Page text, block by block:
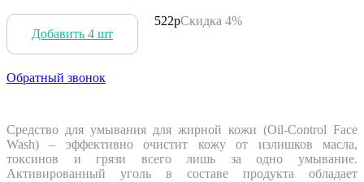
Добавить 4 шт
522рСкидка 4%
Обратный звонок
Средство для умывания для жирной кожи (Oil-Control Face
Wash) – эффективно очистит кожу от излишков масла,
токсинов и грязи всего лишь за одно умывание.
Активированный уголь в составе продукта обладает